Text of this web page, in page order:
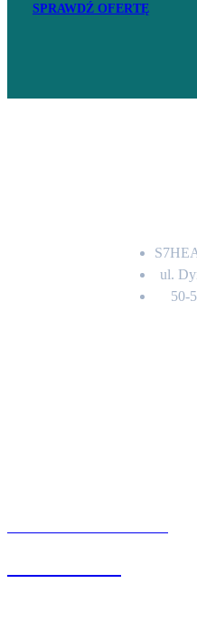
SPRAWDŹ OFERTĘ
ul.
50-